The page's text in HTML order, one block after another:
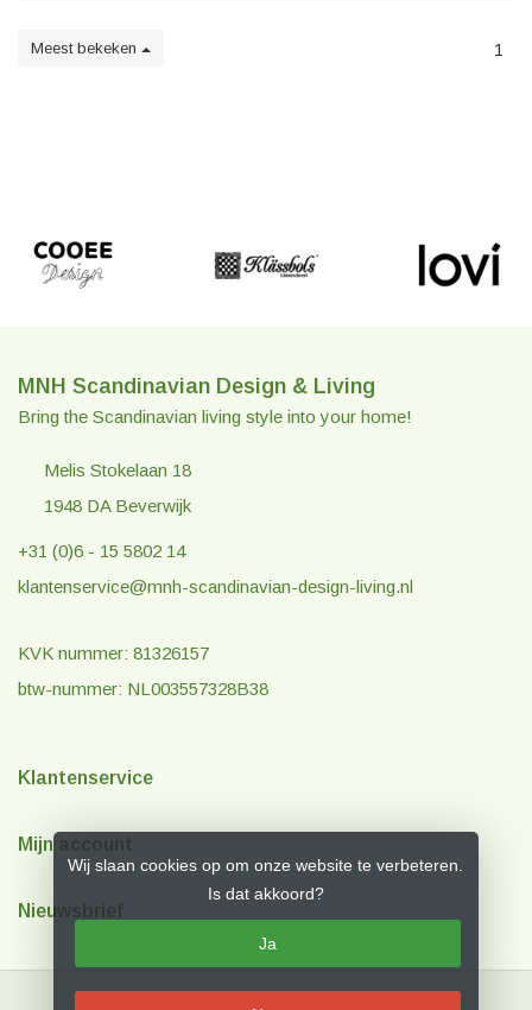
Meest bekeken 1
MNH Scandinavian Design & Living
Bring the Scandinavian living style into your home!
Melis Stokelaan 18
1948 DA Beverwijk
+31 (0)6 - 15 5802 14
klantenservice@mnh-scandinavian-design-living.nl
KVK nummer: 81326157
btw-nummer: NL003557328B38
Klantenservice
Mijn account
Nieuwsbrief
Wij slaan cookies op om onze website te verbeteren.
Is dat akkoord?
Ja